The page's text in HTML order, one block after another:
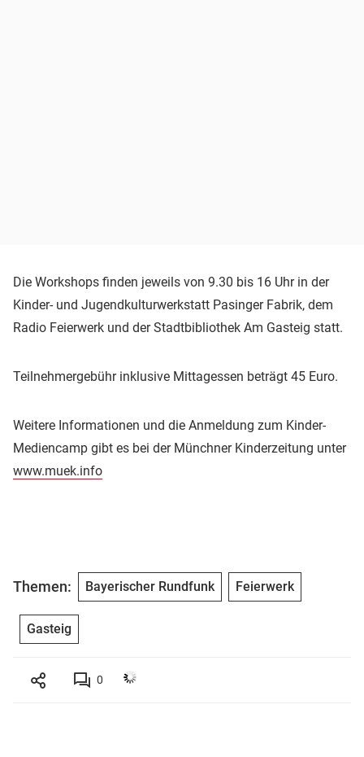
Die Workshops finden jeweils von 9.30 bis 16 Uhr in der
Kinder- und Jugendkulturwerkstatt Pasinger Fabrik, dem
Radio Feierwerk und der Stadtbibliothek Am Gasteig statt.
Teilnehmergebühr inklusive Mittagessen beträgt 45 Euro.
Weitere Informationen und die Anmeldung zum Kinder-
Mediencamp gibt es bei der Münchner Kinderzeitung unter
www.muek.info
Themen: Bayerischer Rundfunk Feierwerk
Gasteig
0